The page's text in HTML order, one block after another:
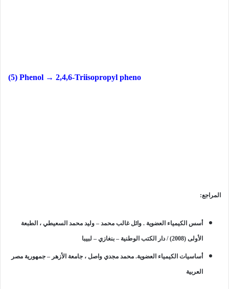
(5) Phenol → 2,4,6-Triisopropyl pheno
المراجع:
أسس الكيمياء العضوية . وائل غالب محمد – وليد محمد السعيطي ، الطبعة
الأولى (2008) / دار الكتب الوطنية – بنغازي – لبيبا
أساسيات الكيمياء العضوية. محمد مجدي واصل ، جامعة الأزهر – جمهورية مصر
العربية